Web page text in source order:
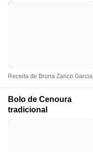
Receita de Bruna Zanco Garcia
Bolo de Cenoura
tradicional